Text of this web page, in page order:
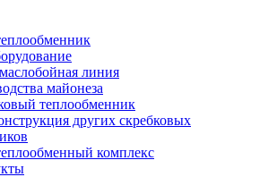
линия
майонеза
теплообменник
других скребковых
комплекс